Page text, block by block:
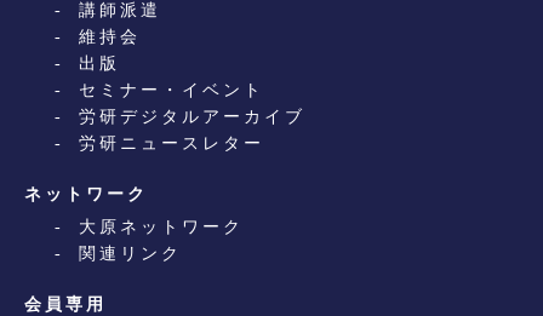
講師派遣
維持会
出版
セミナー・イベント
労研デジタルアーカイブ
労研ニュースレター
ネットワーク
大原ネットワーク
関連リンク
会員専用